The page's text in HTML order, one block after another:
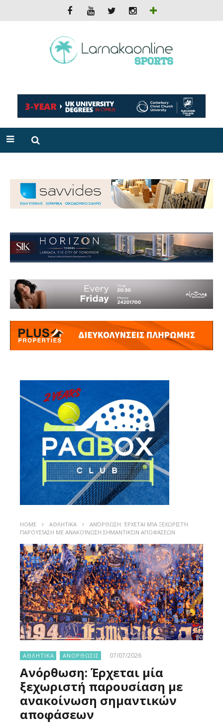
HOME ΑΘΛΗΤΙΚΑ
ΑΝΌΡΘΩΣΗ: ΈΡΧΕΤΑΙ ΜΊΑ ΞΕΧΩΡΙΣΤΉ
ΠΑΡΟΥΣΊΑΣΗ ΜΕ ΑΝΑΚΟΊΝΩΣΗ ΣΗΜΑΝΤΙΚΏΝ ΑΠΟΦΆΣΕΩΝ
ΑΘΛΗΤΙΚΑ ΑΝΟΡΘΩΣΙΣ 07/07/2026
Ανόρθωση: Έρχεται μία
ξεχωριστή παρουσίαση με
ανακοίνωση σημαντικών
αποφάσεων